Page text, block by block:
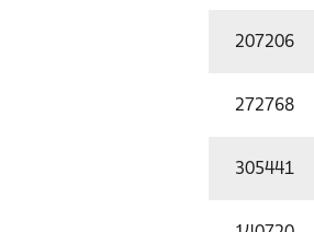
207206
272768
305441